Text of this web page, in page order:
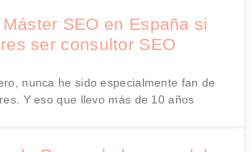
SEO en España si
ser consultor SEO
nunca he sido especialmente fan de
Y eso que llevo más de 10 años